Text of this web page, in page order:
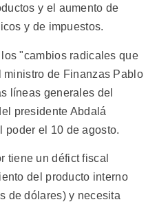
y el aumento de
y de impuestos.
"cambios radicales que
de Finanzas Pablo
líneas generales del
presidente Abdalá
poder el 10 de agosto.
tiene un défict fiscal
del producto interno
de dólares) y necesita